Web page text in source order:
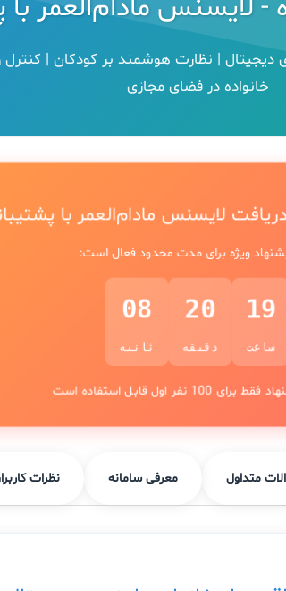
- لایسنس مادام‌العمر با
دیجیتال | نظارت هوشمند بر کودکان |
خانواده در فضای مجازی
لایسنس مادام‌العمر با
ویژه برای مدت محدود فعال است:
19
ساعت
20
دقیقه
07
ثانیه
نفر اول قابل استفاده است
متداول معرفی سامانه نظرات